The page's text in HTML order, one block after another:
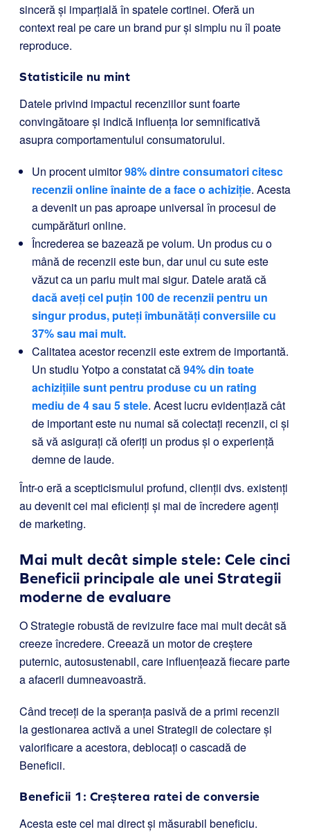
sinceră și imparțială în spatele cortinei. Oferă un
context real pe care un brand pur și simplu nu îl poate
reproduce.
Statisticile nu mint
Datele privind impactul recenziilor sunt foarte
convingătoare și indică influența lor semnificativă
asupra comportamentului consumatorului.
Un procent uimitor98% dintre consumatori citesc
recenzii online înainte de a face o achiziție. Acesta
a devenit un pas aproape universal în procesul de
cumpărături online.
Încrederea se bazează pe volum. Un produs cu o
mână de recenzii este bun, dar unul cu sute este
văzut ca un pariu mult mai sigur. Datele arată că
dacă aveți cel puțin 100 de recenzii pentru un
singur produs, puteți îmbunătăți conversiile cu
37% sau mai mult.
Calitatea acestor recenzii este extrem de importantă.
Un studiu Yotpo a constatat că94% din toate
achizițiile sunt pentru produse cu un rating
mediu de 4 sau 5 stele. Acest lucru evidențiază cât
de important este nu numai să colectați recenzii, ci și
să vă asigurați că oferiți un produs și o experiență
demne de laude.
Într-o eră a scepticismului profund, clienții dvs. existenți
au devenit cei mai eficienți și mai de încredere agenți
de marketing.
Mai mult decât simple stele: Cele cinci
Beneficii principale ale unei Strategii
moderne de evaluare
O Strategie robustă de revizuire face mai mult decât să
creeze încredere. Creează un motor de creștere
puternic, autosustenabil, care influențează fiecare parte
a afacerii dumneavoastră.
Când treceți de la speranța pasivă de a primi recenzii
la gestionarea activă a unei Strategii de colectare și
valorificare a acestora, deblocați o cascadă de
Beneficii.
Beneficii 1: Creșterea ratei de conversie
Acesta este cel mai direct și măsurabil beneficiu.